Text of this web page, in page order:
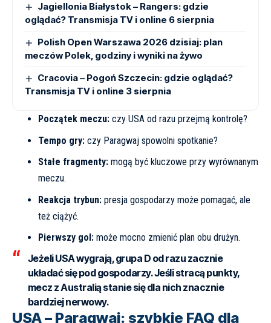
Jagiellonia Białystok – Rangers: gdzie
oglądać? Transmisja TV i online 6 sierpnia
Polish Open Warszawa 2026 dzisiaj: plan
meczów Polek, godziny i wyniki na żywo
Cracovia – Pogoń Szczecin: gdzie oglądać?
Transmisja TV i online 3 sierpnia
Początek meczu:czy USA od razu przejmą kontrolę?
Tempo gry:czy Paragwaj spowolni spotkanie?
Stałe fragmenty:mogą być kluczowe przy wyrównanym
meczu.
Reakcja trybun:presja gospodarzy może pomagać, ale
też ciążyć.
Pierwszy gol:może mocno zmienić plan obu drużyn.
Jeżeli USA wygrają, grupa D od razu zacznie
układać się pod gospodarzy. Jeśli stracą punkty,
mecz z Australią stanie się dla nich znacznie
bardziej nerwowy.
USA – Paragwaj: szybkie FAQ dla